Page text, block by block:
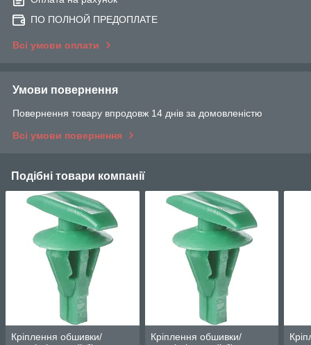
ПО ПОЛНОЙ ПРЕДОПЛАТЕ
Всі умови оплати
Умови повернення
Повернення товару впродовж 14 днів за домовленістю
Всі умови повернення
Подібні товари компанії
Кріплення обшивки/
Кріплення обшивки/